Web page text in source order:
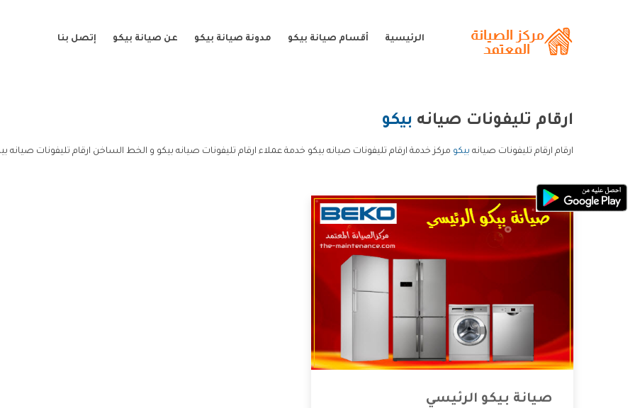
الرئيسية أقسام صيانة بيكو مدونة صيانة بيكو عن صيانة بيكو إتصل بنا
ارقام تليفونات صيانه بيكو
ارقام ارقام تليفونات صيانه بيكو مركز خدمة ارقام تليفونات صيانه بيكو خدمة عملاء ارقام تليفونات صيانه بيكو و الخط الساخن ارقام تليفونات صيانه
صيانة بيكو الرئيسي